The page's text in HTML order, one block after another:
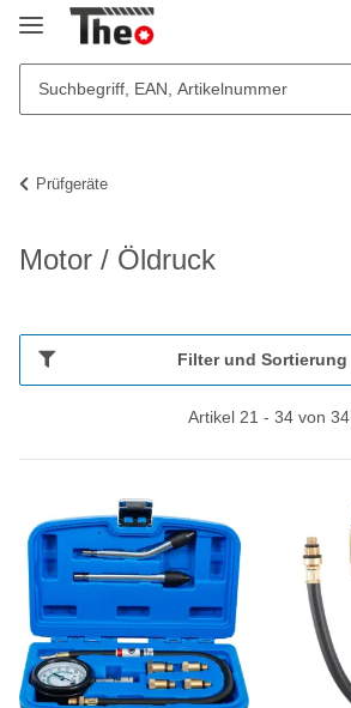
Prüfgeräte
Motor / Öldruck
Filter und Sortierung
Artikel 21 - 34 von 34